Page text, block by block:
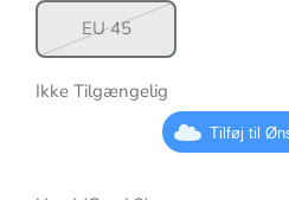
EU 45
Ikke Tilgængelig
Tilføj til